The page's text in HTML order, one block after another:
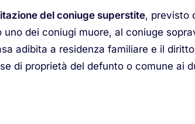
del coniuge superstite, previsto
dei coniugi muore, al coniuge
adibita a residenza familiare e il diritto
di proprietà del defunto o comune ai